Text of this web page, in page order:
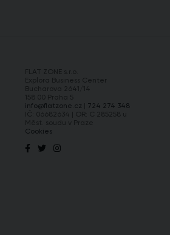
info@flatzone.cz
724 274 348
Cookies